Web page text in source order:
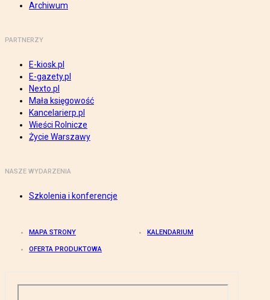
Archiwum
PARTNERZY
E-kiosk.pl
E-gazety.pl
Nexto.pl
Mała księgowość
Kancelarierp.pl
Wieści Rolnicze
Życie Warszawy
NASZE WYDARZENIA
Szkolenia i konferencje
MAPA STRONY KALENDARIUM
OFERTA PRODUKTOWA